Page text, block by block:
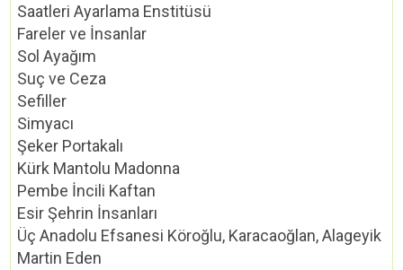
Saatleri Ayarlama Enstitüsü
Fareler ve İnsanlar
Sol Ayağım
Suç ve Ceza
Sefiller
Simyacı
Şeker Portakalı
Kürk Mantolu Madonna
Pembe İncili Kaftan
Esir Şehrin İnsanları
Üç Anadolu Efsanesi Köroğlu, Karacaoğlan, Alageyik
Martin Eden